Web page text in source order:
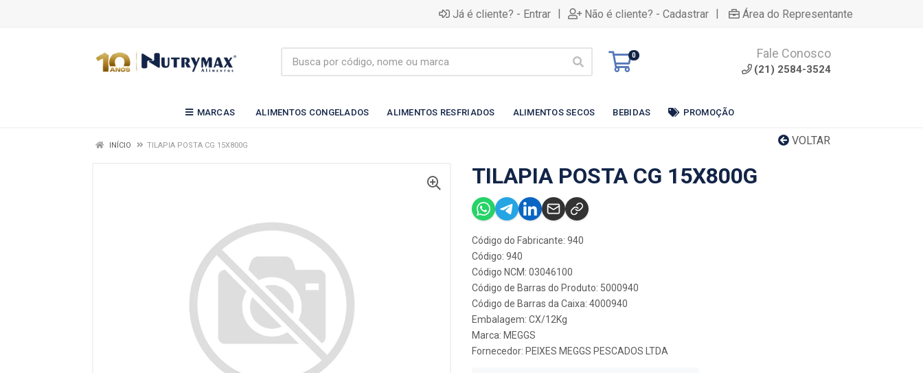
Já é cliente? - Entrar | Não é cliente? - Cadastrar | Área do Representante
0 Fale Conosco
(21) 2584-3524
MARCAS ALIMENTOS CONGELADOS ALIMENTOS RESFRIADOS ALIMENTOS SECOS BEBIDAS PROMOÇÃO
VOLTAR
INÍCIO TILAPIA POSTA CG 15X800G
TILAPIA POSTA CG 15X800G
Código do Fabricante: 940
Código: 940
Código NCM: 03046100
Código de Barras do Produto: 5000940
Código de Barras da Caixa: 4000940
Embalagem: CX/12Kg
Marca: MEGGS
Fornecedor: PEIXES MEGGS PESCADOS LTDA